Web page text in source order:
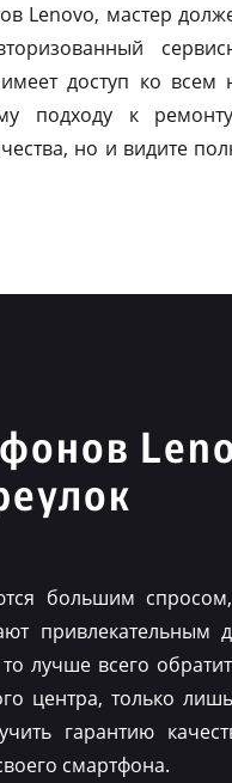
Lenovo, мастер
доступ ко
подходу к
но и видите
большим
привлекательным
лучше всего
центра, только
гарантию
смартфона.